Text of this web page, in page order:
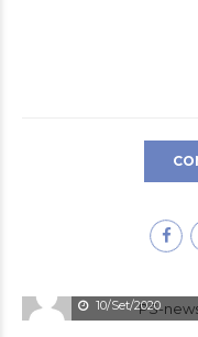
10/Set/2020